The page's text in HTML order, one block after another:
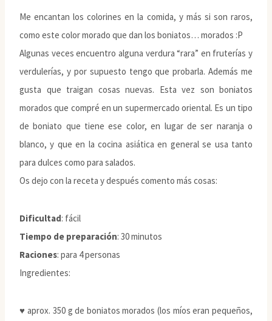
Me encantan los colorines en la comida, y más si son raros,
como este color morado que dan los boniatos… morados :P
Algunas veces encuentro alguna verdura “rara” en fruterías y
verdulerías, y por supuesto tengo que probarla. Además me
gusta que traigan cosas nuevas. Esta vez son boniatos
morados que compré en un supermercado oriental. Es un tipo
de boniato que tiene ese color, en lugar de ser naranja o
blanco, y que en la cocina asiática en general se usa tanto
para dulces como para salados.
Os dejo con la receta y después comento más cosas:
Dificultad: fácil
Tiempo de preparación: 30 minutos
Raciones: para 4 personas
Ingredientes:
♥ aprox. 350 g de boniatos morados (los míos eran pequeños,